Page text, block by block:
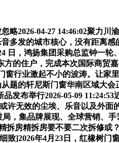
2026-04-27 14:46:02聚力川
多发的城市核心，没有距离
日，鸿扬集团采购总监钟一轮
的住户，完成本次国际商贸嘉
窗行业激起不小的波涛。让家
题的轩尼斯门窗华南区域大
发布举行2026-05-09
许无效的尘埃、乐音以及外面
，集品牌展现、全球营销、
房精拆房要不要二次拆修或
致]2026年4月23日，红橡树门